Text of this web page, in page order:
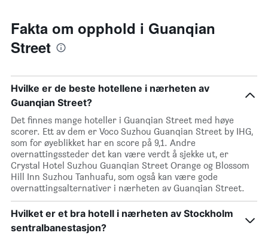
Fakta om opphold i Guanqian
Street
Hvilke er de beste hotellene i nærheten av
Guanqian Street?
Det finnes mange hoteller i Guanqian Street med høye
scorer. Ett av dem er Voco Suzhou Guanqian Street by IHG,
som for øyeblikket har en score på 9,1. Andre
overnattingssteder det kan være verdt å sjekke ut, er
Crystal Hotel Suzhou Guanqian Street Orange og Blossom
Hill Inn Suzhou Tanhuafu, som også kan være gode
overnattingsalternativer i nærheten av Guanqian Street.
Hvilket er et bra hotell i nærheten av Stockholm
sentralbanestasjon?